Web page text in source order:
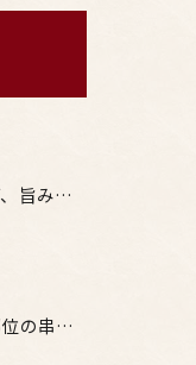
噛めば噛むほど、旨みがあふれる。
例えば、希少部位の串を試したり、季節限定の地酒を味わったりす...